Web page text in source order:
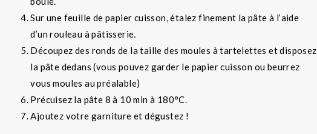
Sur une feuille de papier cuisson, étalez finement la pâte à l’aide
d’un rouleau à pâtisserie.
Découpez des ronds de la taille des moules à tartelettes et disposez
la pâte dedans (vous pouvez garder le papier cuisson ou beurrez
vous moules au préalable)
Précuisez la pâte 8 à 10 min à 180°C.
Ajoutez votre garniture et dégustez !